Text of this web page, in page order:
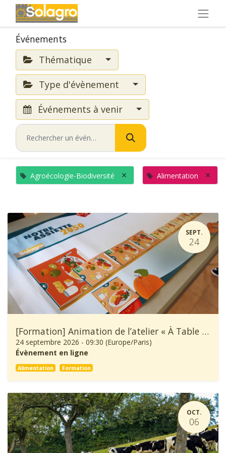
Événements
Thématique
Type d'évènement
Événements à venir
Agroécologie-Biodiversité × Alimentation ×
SEPT.
24
[Formation] Animation de l’atelier « À Table ! »
24 septembre 2026 - 09:30 (Europe/Paris)
Évènement en ligne
Alimentation Formation
OCT.
06